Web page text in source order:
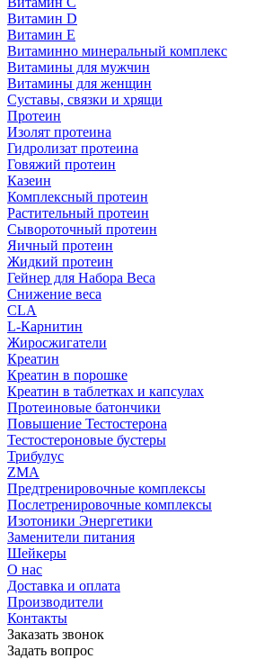
Витамин D
Витамин E
Витаминно минеральный комплекс
Витамины для мужчин
Витамины для женщин
Суставы, связки и хрящи
Протеин
Изолят протеина
Гидролизат протеина
Говяжий протеин
Казеин
Комплексный протеин
Растительный протеин
Сывороточный протеин
Яичный протеин
Жидкий протеин
Гейнер для Набора Веса
Снижение веса
CLA
L-Карнитин
Жиросжигатели
Креатин
Креатин в порошке
Креатин в таблетках и капсулах
Протеиновые батончики
Повышение Тестостерона
Тестостероновые бустеры
Трибулус
ZMA
Предтренировочные комплексы
Послетренировочные комплексы
Изотоники Энергетики
Заменители питания
Шейкеры
О нас
Доставка и оплата
Производители
Контакты
Заказать звонок
Задать вопрос